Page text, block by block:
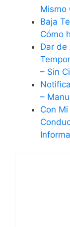
Mismo
Baja
Cómo
Dar de
– Sin
–
Con